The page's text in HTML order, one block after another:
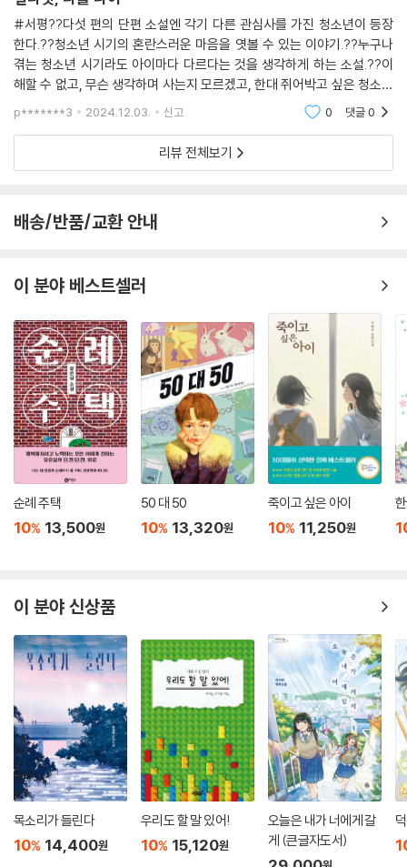
랜」)는 함께 자문하고 상상하며, 위태로운 독단으로 고립을 자처할 때(「형
태 마음의 형태」)는 안타까워하고, 누구에게도 상처 주고 싶지 않은 주인
공의 마음은 계속해서 누군가에게 상처받는 가운데(「개의 시간」)에서도
지켜질 수 있을지 가슴 졸이게 된다.
각자의 어려움을 짊어진 다섯 소년이 지나는 오늘을 투명하게 그리면서도
유머를 잃지 않은 이야기가 여기 있다. 우리의 과거, 현재, 미래인 열다섯의
오늘을 힘껏 응원하며.
#서평??다섯 편의 단편 소설엔 각기 다른 관심사를 가진 청소년이 등장
한다.??청소년 시기의 혼란스러운 마음을 엿볼 수 있는 이야기.??누구나
겪는 청소년 시기라도 아이마다 다르다는 것을 생각하게 하는 소설.??이
해할 수 없고, 무슨 생각하며 사는지 모르겠고, 한대 쥐어박고 싶은 청소년
자녀를 키우고 있다면, 필독서다.??헬스 중독.덕후.줄임말.중고 거래.성인
인증.각 소설의 소
p*******3 2024.12.03. 신고 0 댓글0
리뷰 전체보기
배송/반품/교환 안내
이 분야 베스트셀러
순례 주택
10% 13,500원
50 대 50
10% 13,320원
죽이고 싶은 아이
10% 11,250원
이 분야 신상품
목소리가 들린다
10% 14,400원
우리도 할 말 있어!
10% 15,120원
오늘은 내가 너에게 갈
게 (큰글자도서)